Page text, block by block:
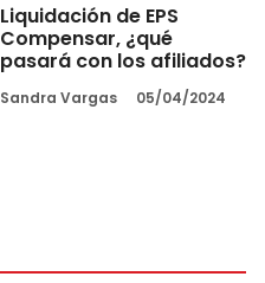
Liquidación de EPS
Compensar, ¿qué
pasará con los afiliados?
Sandra Vargas 05/04/2024